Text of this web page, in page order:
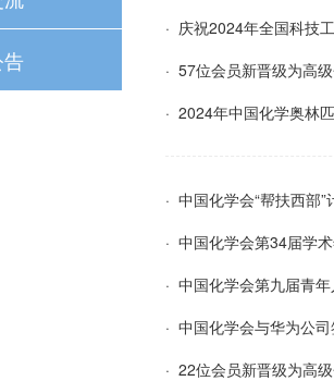
· 庆祝2024年全国科技
· 57位会员新晋级为高
· 2024年中国化学奥林
· 中国化学会“帮扶西部
· 中国化学会第34届学
· 中国化学会第九届青
· 中国化学会与华为公
· 22位会员新晋级为高